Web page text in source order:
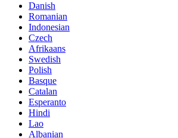
Danish
Romanian
Indonesian
Czech
Afrikaans
Swedish
Polish
Basque
Catalan
Esperanto
Hindi
Lao
Albanian